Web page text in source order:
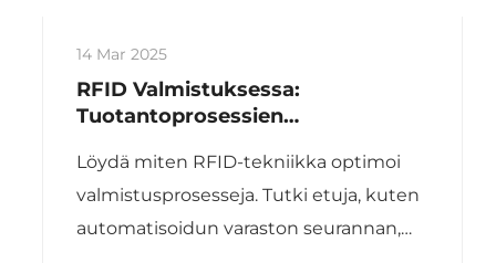
14 Mar 2025
RFID Valmistuksessa:
Tuotantoprosessien
Löydä miten RFID-tekniikka optimoi
valmistusprosesseja. Tutki etuja, kuten
automatisoidun varaston seurannan,